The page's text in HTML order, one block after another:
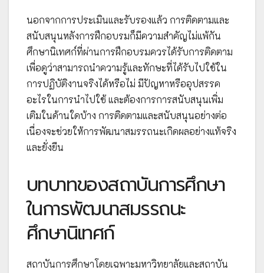
นอกจากการประเมินและรับรองแล้ว การติดตามและ
สนับสนุนหลังการฝึกอบรมก็มีความสำคัญไม่แพ้กัน
ศึกษานิเทศก์ที่ผ่านการฝึกอบรมควรได้รับการติดตาม
เพื่อดูว่าสามารถนำความรู้และทักษะที่ได้รับไปใช้ใน
การปฏิบัติงานจริงได้หรือไม่ มีปัญหาหรืออุปสรรค
อะไรในการนำไปใช้ และต้องการการสนับสนุนเพิ่ม
เติมในด้านใดบ้าง การติดตามและสนับสนุนอย่างต่อ
เนื่องจะช่วยให้การพัฒนาสมรรถนะเกิดผลอย่างแท้จริง
และยั่งยืน
บทบาทของสถาบันการศึกษา
ในการพัฒนาสมรรถนะ
ศึกษานิเทศก์
สถาบันการศึกษาโดยเฉพาะมหาวิทยาลัยและสถาบัน